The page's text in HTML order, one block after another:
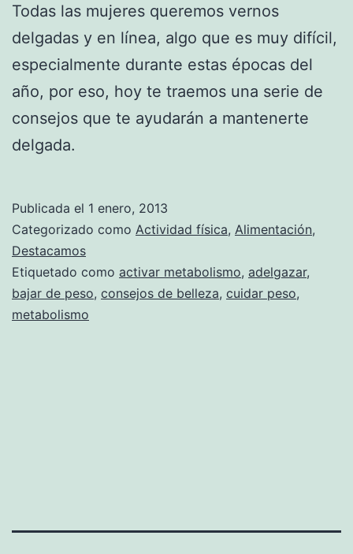
Todas las mujeres queremos vernos
delgadas y en línea, algo que es muy difícil,
especialmente durante estas épocas del
año, por eso, hoy te traemos una serie de
consejos que te ayudarán a mantenerte
delgada.
Publicada el 1 enero, 2013
Categorizado como Actividad física, Alimentación,
Destacamos
Etiquetado como activar metabolismo, adelgazar,
bajar de peso, consejos de belleza, cuidar peso,
metabolismo